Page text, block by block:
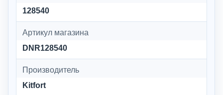
128540
Артикул магазина
DNR128540
Производитель
Kitfort